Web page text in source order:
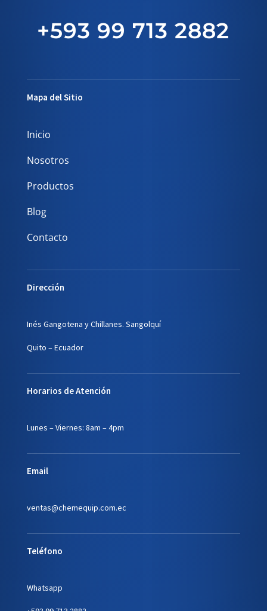
+593 99 713 2882
Mapa del Sitio
Inicio
Nosotros
Productos
Blog
Contacto
Dirección
Inés Gangotena y Chillanes. Sangolquí
Quito – Ecuador
Horarios de Atención
Lunes – Viernes: 8am – 4pm
Email
ventas@chemequip.com.ec
Teléfono
Whatsapp